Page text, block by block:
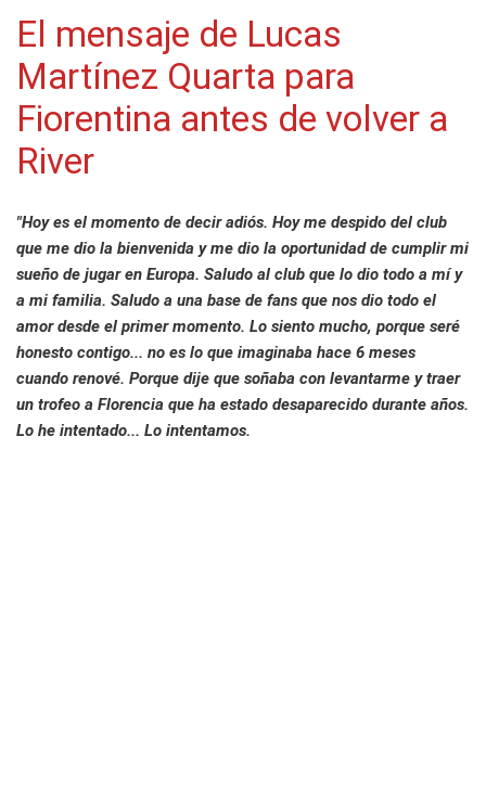
El mensaje de Lucas
Martínez Quarta para
Fiorentina antes de volver a
River
"Hoy es el momento de decir adiós. Hoy me despido del club
que me dio la bienvenida y me dio la oportunidad de cumplir mi
sueño de jugar en Europa. Saludo al club que lo dio todo a mí y
a mi familia. Saludo a una base de fans que nos dio todo el
amor desde el primer momento. Lo siento mucho, porque seré
honesto contigo... no es lo que imaginaba hace 6 meses
cuando renové. Porque dije que soñaba con levantarme y traer
un trofeo a Florencia que ha estado desaparecido durante años.
Lo he intentado... Lo intentamos.